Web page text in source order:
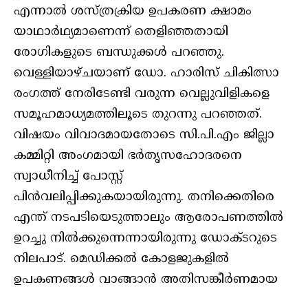
എന്നാല്‍ ശസ്ത്രക്രിയ ഉപകരണ ക്ഷാമം
യാഥാര്‍ഥ്യമാണെന്ന് തെളിഞ്ഞതായി
രോഗികളുടെ ബന്ധുക്കള്‍ പറഞ്ഞു.
വെള്ളിയാഴ്ചയാണ് ഡോ. ഹാരിസ് ചികിത്സാ
രംഗത്ത് നേരിടേണ്ടി വരുന്ന വെല്ലുവിളികളെ
സമൂഹമാധ്യമത്തിലൂടെ തുറന്നു പറഞ്ഞത്.
വിഷയം വിവാദമായതോടെ സി.പി.എം ജില്ലാ
കമ്മിറ്റി അംഗമായി ഭര്‍തൃസഹോദരനെ
സ്വാധീനിച്ച് പോസ്റ്റ്
പിന്‍വലിപ്പിക്കുകയായിരുന്നു. തനിക്കെതിരെ
എന്ത് നടപടിയെടുത്താലും ആരോപണത്തില്‍
ഉറച്ചു നില്‍ക്കുന്നെന്നായിരുന്നു ഡോക്ടറുടെ
നിലപാട്. മെഡിക്കല്‍ കോളജുകളില്‍
ഉപകണങ്ങള്‍ വാങ്ങാന്‍ അതിസങ്കീര്‍ണമായ